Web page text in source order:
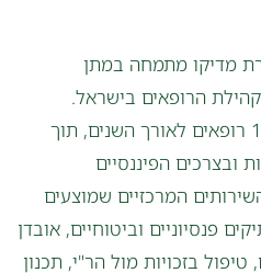
חברת מדיקו מתמחה במתן
הרופאים בישראל.
החברה טיפלה במעל 10,000 רופאים לאורך השנים, תוך
ובצרכים הפיננסיים
המרכזיים שמוצעים
פנסיוניים וביטוחיים, אובדן
בזכויות מול הר"י, תכנון